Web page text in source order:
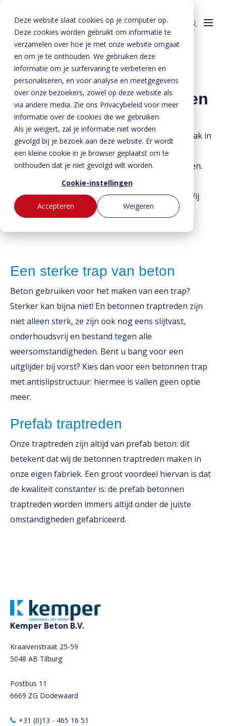
Deze website slaat cookies op je computer op.
Deze cookies worden gebruikt om informatie te
verzamelen over hoe je met onze website omgaat
en om je te onthouden. We gebruiken deze
informatie om je surfervaring te verbeteren en
personaliseren, en voor analyse en meetgegevens
over onze bezoekers, zowel op deze website als
via andere media. Zie ons Privacybeleid voor meer
informatie over de cookies die we gebruiken.
Als je weigert, zal je informatie niet worden
gevolgd bij je bezoek aan deze website. Er wordt
een kleine cookie in je browser geplaatst om te
onthouden dat je niet gevolgd wilt worden.
Cookie-instellingen
Accepteren
Weigeren
Bestekservice
Producten
Enkelkerende keerwanden
Dubbelkerende keerwanden
Zwaarbelastbare keerwanden
Zwaluwwanden
Bloktraptreden
Oplossingen
Infra & Openbare ruimte
Sport & Recreatie
Op- en overslag
Waterkeringen
BTE Groep
Onze verhalen
Over ons
Duurzaamheid
MVO
Home »Oplossingen»
Betonnen keerwanden en prefab traptreden
Betonnen keerwanden en
prefab traptreden
Keerwanden en betonnen traptreden worden vaak in
combinatie toegepast. Op deze manier kunnen
hoogteverschillen eenvoudig worden opgevangen.
Betonnen traptreden zijn verkrijgbaar in diverse
kleuren, formaten, oplossingen en structuren. Wij
vertellen u graag meer.
Een sterke trap van beton
Beton gebruiken voor het maken van een trap?
Sterker kan bijna niet! En betonnen traptreden zijn
niet alleen sterk, ze zijn ook nog eens slijtvast,
onderhoudsvrij en bestand tegen alle
weersomstandigheden. Bent u bang voor een
uitglijder bij vorst? Kies dan voor een betonnen trap
met antislipstructuur: hiermee is vallen geen optie
meer.
Prefab traptreden
Onze traptreden zijn altijd van prefab beton: dit
betekent dat wij de betonnen traptreden maken in
onze eigen fabriek. Een groot voordeel hiervan is dat
de kwaliteit constanter is: de prefab betonnen
traptreden worden immers altijd onder de juiste
omstandigheden gefabriceerd.
Kemper Beton B.V.
Kraaivenstraat 25-59
5048 AB Tilburg
Postbus 11
6669 ZG Dodewaard
+31 (0)13 - 465 16 51